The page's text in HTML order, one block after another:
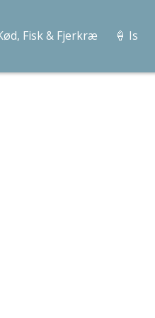
Fisk & Fjerkræ 🍦 Is